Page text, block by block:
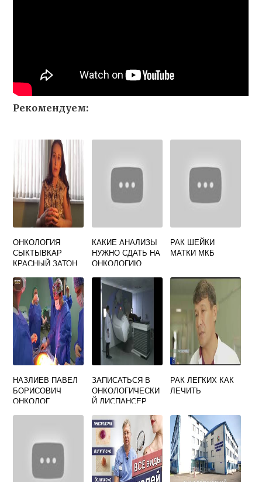
Рекомендуем:
ОНКОЛОГИЯ
СЫКТЫВКАР
КРАСНЫЙ ЗАТОН
САЙТ
КАКИЕ АНАЛИЗЫ
НУЖНО СДАТЬ НА
ОНКОЛОГИЮ
РАК ШЕЙКИ
МАТКИ МКБ
НАЗЛИЕВ ПАВЕЛ
БОРИСОВИЧ
ОНКОЛОГ
ЗАПИСАТЬСЯ В
ОНКОЛОГИЧЕСКИ
Й ДИСПАНСЕР
РАК ЛЕГКИХ КАК
ЛЕЧИТЬ